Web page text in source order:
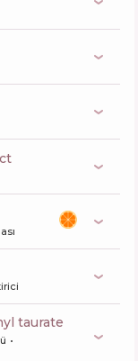
taurate